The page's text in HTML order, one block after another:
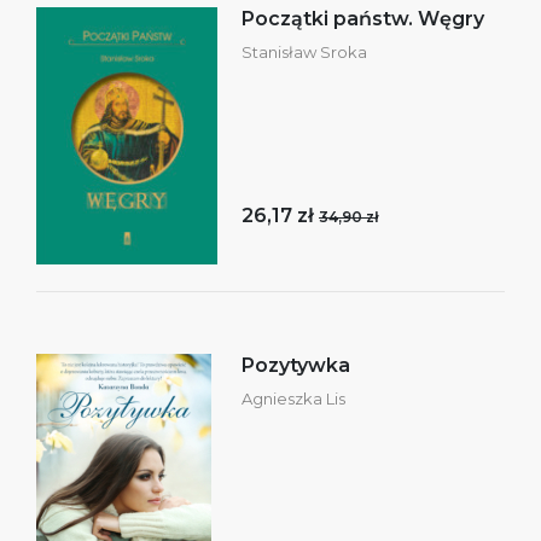
Początki państw. Węgry
Stanisław Sroka
26,17 zł 34,90 zł
Pozytywka
Agnieszka Lis